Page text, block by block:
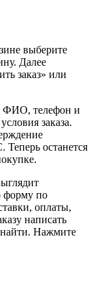
выберите
Далее
заказ» или
ФИО, телефон и
заказа.
останется
форму по
оплаты,
написать
Нажмите